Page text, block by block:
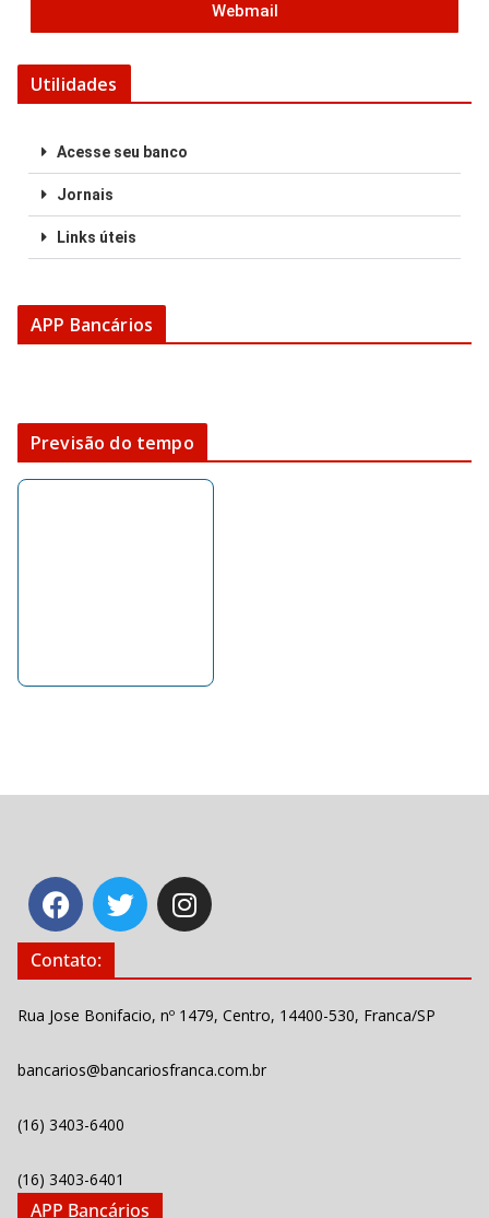
Webmail
Utilidades
Acesse seu banco
Jornais
Links úteis
APP Bancários
Previsão do tempo
Contato:
Rua Jose Bonifacio, nº 1479, Centro, 14400-530, Franca/SP
bancarios@bancariosfranca.com.br
(16) 3403-6400
(16) 3403-6401
APP Bancários